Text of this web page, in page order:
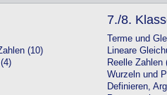
(10)
7./8.
Terme und
Lineare
Reelle Zahlen
Wurzeln und
Definieren,